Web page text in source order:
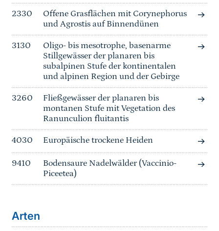
2330
Offene Grasflächen mit Corynephorus
und Agrostis auf Binnendünen
3130
Oligo- bis mesotrophe, basenarme
Stillgewässer der planaren bis
subalpinen Stufe der kontinentalen
und alpinen Region und der Gebirge
3260
Fließgewässer der planaren bis
montanen Stufe mit Vegetation des
Ranunculion fluitantis
4030 Europäische trockene Heiden
9410
Bodensaure Nadelwälder (Vaccinio-
Piceetea)
Arten